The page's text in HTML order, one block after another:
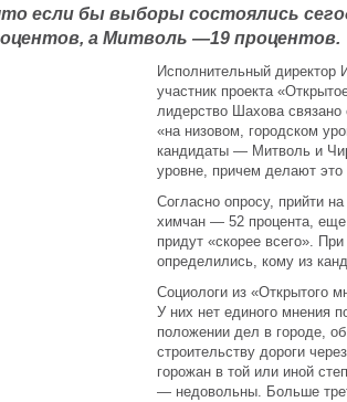
если бы выборы состоялись
а Митволь —19 процентов.
Исполнительный директор
участник проекта
лидерство Шахова связано
«на низовом, городском
кандидаты — Митволь и
уровне, причем делают
Согласно опросу, прийти
химчан — 52 процента, еще
придут «скорее всего».
определились, кому из
Социологи из «Открытого
У них нет единого мнения
положении дел в городе,
строительству дороги
горожан в той или иной
— недовольны. Больше